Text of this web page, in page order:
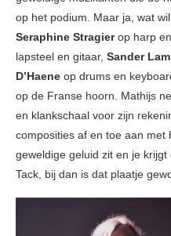
op het podium. Maar ja, wat
Seraphine Stragierop harp
lapsteel en gitaar, Sander
D’Haene op drums en
op de Franse hoorn. Mathijs
en klankschaal voor zijn
composities af en toe aan met
geweldige geluid zit en je
Tack, bij dan is dat plaatje